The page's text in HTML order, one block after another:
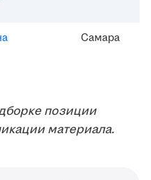
Самара
позиции
материала.